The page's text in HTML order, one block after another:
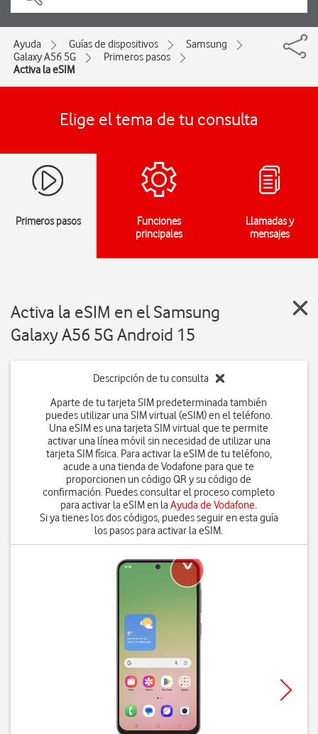
Ayuda Guías de dispositivos
Samsung
Galaxy A56 5G
Primeros pasos
Activa la eSIM
Elige el tema de tu consulta
Primeros pasos
Funciones
principales
Llamadas y
mensajes
Activa la eSIM en el Samsung
Galaxy A56 5G Android 15
Descripción de tu consulta
Aparte de tu tarjeta SIM predeterminada también
puedes utilizar una SIM virtual (eSIM) en el teléfono.
Una eSIM es una tarjeta SIM virtual que te permite
activar una línea móvil sin necesidad de utilizar una
tarjeta SIM física. Para activar la eSIM de tu teléfono,
acude a una tienda de Vodafone para que te
proporcionen un código QR y su código de
confirmación. Puedes consultar el proceso completo
para activar la eSIM en laAyuda de Vodafone.
Si ya tienes los dos códigos, puedes seguir en esta guía
los pasos para activar la eSIM.